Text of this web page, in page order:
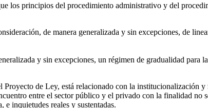
los principios del procedimiento administrativo y del
de manera generalizada y sin excepciones, de
y sin excepciones, un régimen de gradualidad para
de Ley, está relacionado con la institucionalización
entre el sector público y el privado con la finalidad
inquietudes reales y sustentadas.